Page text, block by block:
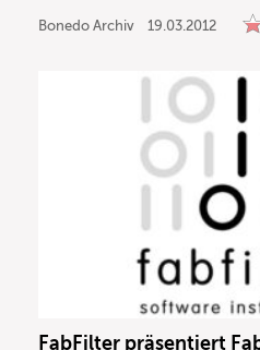
Bonedo Archiv 19.03.2012
FabFilter präsentiert